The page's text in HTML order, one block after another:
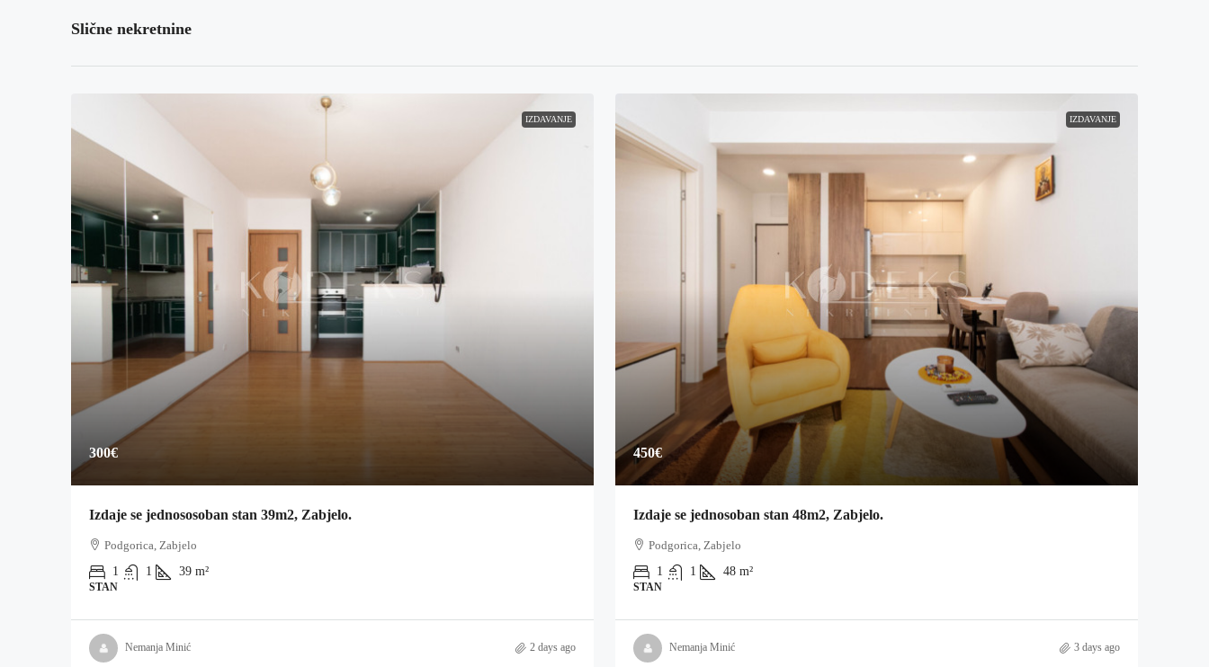
Slične nekretnine
IZDAVANJE
300€
Izdaje se jednososoban stan 39m2, Zabjelo.
Podgorica, Zabjelo
1
1 39 m²
STAN
Nemanja Minić 2 days ago
IZDAVANJE
450€
Izdaje se jednosoban stan 48m2, Zabjelo.
Podgorica, Zabjelo
1
1 48 m²
STAN
Nemanja Minić 3 days ago